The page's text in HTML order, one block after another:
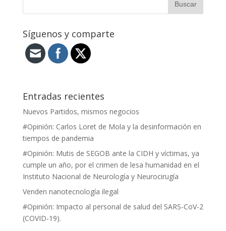
Síguenos y comparte
Entradas recientes
Nuevos Partidos, mismos negocios
#Opinión: Carlos Loret de Mola y la desinformación en
tiempos de pandemia
#Opinión: Mutis de SEGOB ante la CIDH y víctimas, ya
cumple un año, por el crimen de lesa humanidad en el
Instituto Nacional de Neurología y Neurocirugía
Venden nanotecnología ilegal
#Opinión: Impacto al personal de salud del SARS-CoV-2
(COVID-19).